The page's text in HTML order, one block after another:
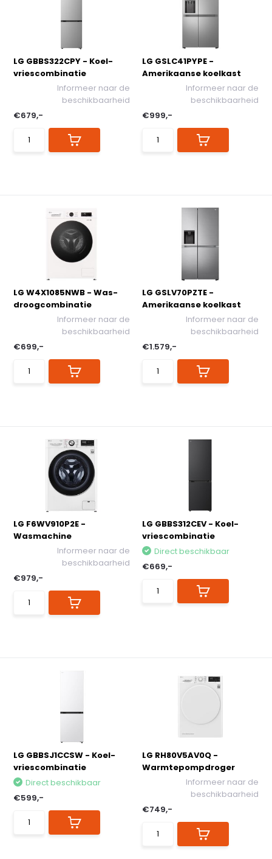
LG GBBS322CPY - Koel-
vriescombinatie
Informeer naar de
beschikbaarheid
€679,-
LG GSLC41PYPE -
Amerikaanse koelkast
Informeer naar de
beschikbaarheid
€999,-
LG W4X1085NWB - Was-
droogcombinatie
Informeer naar de
beschikbaarheid
€699,-
LG GSLV70PZTE -
Amerikaanse koelkast
Informeer naar de
beschikbaarheid
€1.579,-
LG F6WV910P2E -
Wasmachine
Informeer naar de
beschikbaarheid
€979,-
LG GBBS312CEV - Koel-
vriescombinatie
Direct beschikbaar
€669,-
LG GBBSJ1CCSW - Koel-
vriescombinatie
Direct beschikbaar
€599,-
LG RH80V5AV0Q -
Warmtepompdroger
Informeer naar de
beschikbaarheid
€749,-